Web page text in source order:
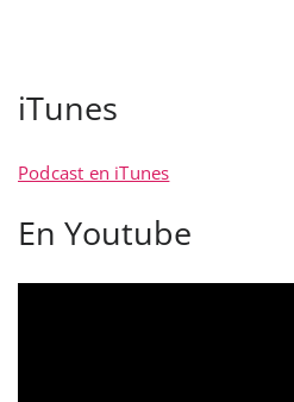
iTunes
Podcast en iTunes
En Youtube